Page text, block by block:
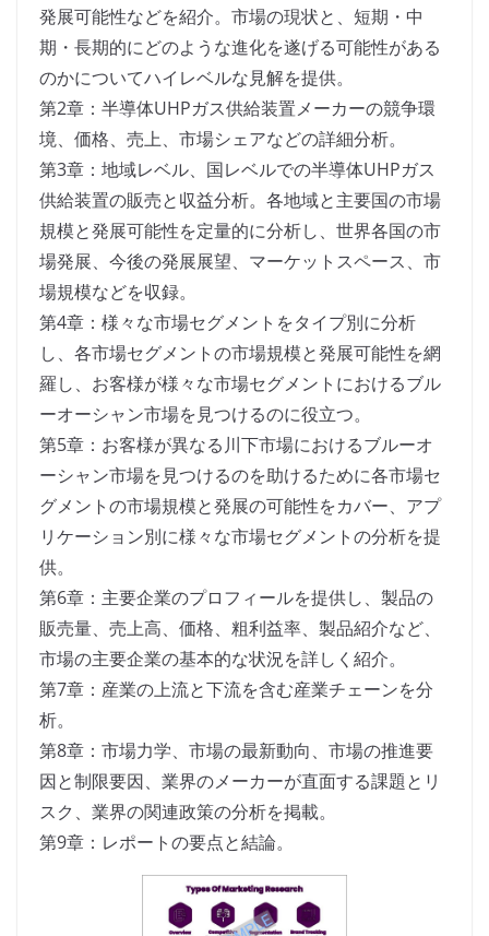
発展可能性などを紹介。市場の現状と、短期・中
期・長期的にどのような進化を遂げる可能性がある
のかについてハイレベルな見解を提供。
第2章：半導体UHPガス供給装置メーカーの競争環
境、価格、売上、市場シェアなどの詳細分析。
第3章：地域レベル、国レベルでの半導体UHPガス
供給装置の販売と収益分析。各地域と主要国の市場
規模と発展可能性を定量的に分析し、世界各国の市
場発展、今後の発展展望、マーケットスペース、市
場規模などを収録。
第4章：様々な市場セグメントをタイプ別に分析
し、各市場セグメントの市場規模と発展可能性を網
羅し、お客様が様々な市場セグメントにおけるブル
ーオーシャン市場を見つけるのに役立つ。
第5章：お客様が異なる川下市場におけるブルーオ
ーシャン市場を見つけるのを助けるために各市場セ
グメントの市場規模と発展の可能性をカバー、アプ
リケーション別に様々な市場セグメントの分析を提
供。
第6章：主要企業のプロフィールを提供し、製品の
販売量、売上高、価格、粗利益率、製品紹介など、
市場の主要企業の基本的な状況を詳しく紹介。
第7章：産業の上流と下流を含む産業チェーンを分
析。
第8章：市場力学、市場の最新動向、市場の推進要
因と制限要因、業界のメーカーが直面する課題とリ
スク、業界の関連政策の分析を掲載。
第9章：レポートの要点と結論。